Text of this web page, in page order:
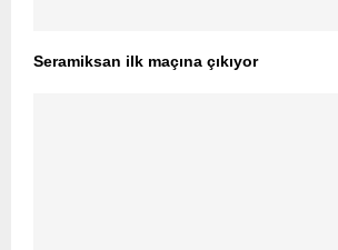
Seramiksan ilk maçına çıkıyor